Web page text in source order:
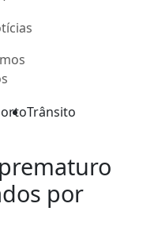
Trânsito
por